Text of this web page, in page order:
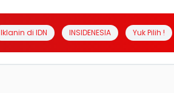
Iklanin di IDN INSIDENESIA Yuk Pilih !